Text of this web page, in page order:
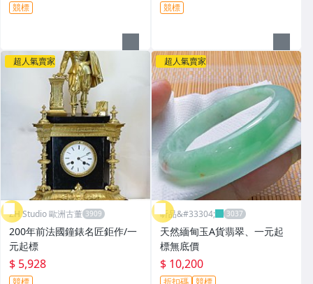
競標 競標
超人氣賣家
ZH Studio 歐洲古董
200年前法國鐘錶名匠鉅作/一
元起標
$ 5,928
競標
超人氣賣家
昕品&#33304;
天然緬甸玉A貨翡翠、一元起
標無底價
$ 10,200
折扣碼 競標